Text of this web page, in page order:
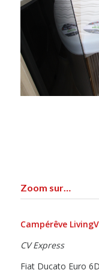
Zoom sur…
Campérêve
CV Express
Fiat Ducato Euro